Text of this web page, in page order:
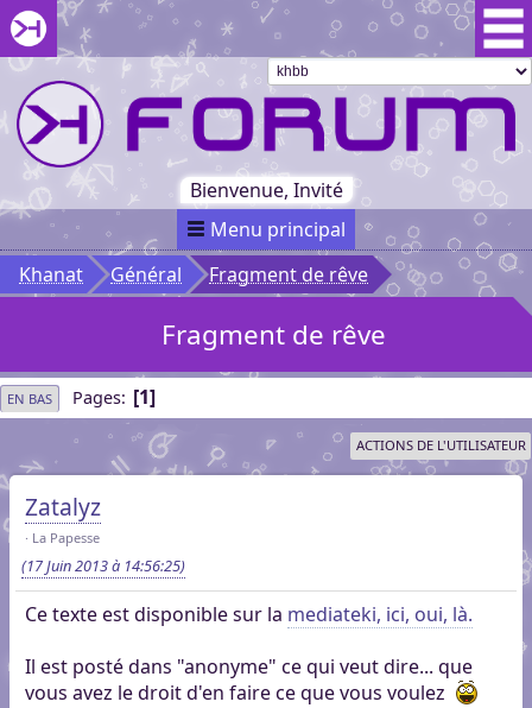
Aller au menu du forum
Aller au contenu du forum
Aller à la recherche dans le forum
Passer le
menu
Khaganat
Retour
au début
du menu
Khaganat
Bienvenue, Invité
Menu principal
Khanat
Général Fragment de rêve
Fragment de rêve
EN BAS Pages 1
ACTIONS DE L'UTILISATEUR
Zatalyz
La Papesse
(17 Juin 2013 à 14:56:25)
Ce texte est disponible sur la mediateki, ici, oui, là.
Il est posté dans "anonyme" ce qui veut dire... que
vous avez le droit d'en faire ce que vous voulez